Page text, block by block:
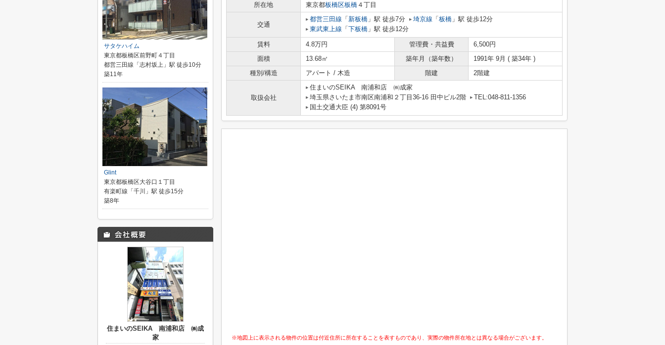
所在地 東京都板橋区板橋 ４丁目
交通
都営三田線 「 新板橋 」駅 徒歩7分 埼京線 「 板橋 」駅 徒歩12分
東武東上線 「 下板橋 」駅 徒歩12分
賃料 4.8万円 管理費・共益費
6,500円
面積
13.68㎡ 築年月（築年数）
1991年 9月 ( 築34年 )
種別/構造
アパート / 木造 階建 2階建
取扱会社
住まいのSEIKA 南浦和店 ㈱成家
埼玉県さいたま市南区南浦和２丁目36-16 田中ビル2階
TEL:048-811-1356
国土交通大臣 (4) 第8091号
※地図上に表示される物件の位置は付近住所に所在することを表すものであり、実際の物件所在地とは異なる場合がございます。
サタケハイム
東京都板橋区前野町４丁目
都営三田線「志村坂上」駅 徒歩10分
築11年
Glint
東京都板橋区大谷口１丁目
有楽町線「千川」駅 徒歩15分
築8年
住まいのSEIKA 南浦和店 ㈱成
家